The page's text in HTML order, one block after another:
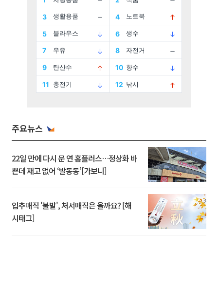
주요뉴스
22일 만에 다시 문 연 홈플러스…정상화 바
쁜데 재고 없어 ‘발동동’[가보니]
입추매직 '불발', 처서매직은 올까요? [해
시태그]